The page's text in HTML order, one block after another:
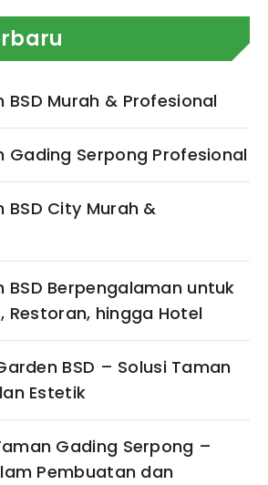
BSD Murah & Profesional
Gading Serpong Profesional
BSD City Murah &
BSD Berpengalaman untuk
Restoran, hingga Hotel
BSD – Solusi Taman
Estetik
Gading Serpong –
Pembuatan dan